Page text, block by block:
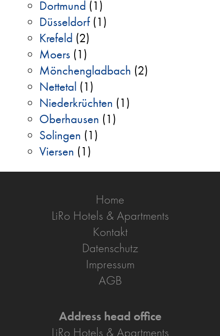
Dortmund (1)
Düsseldorf(1)
Krefeld (2)
Moers (1)
Mönchengladbach (2)
Nettetal (1)
Niederkrüchten (1)
Oberhausen (1)
Solingen (1)
Viersen (1)
Home
LiRo Hotels & Apartments
Kontakt
Datenschutz
Impressum
AGB
Address head office
LiRo Hotels & Apartments